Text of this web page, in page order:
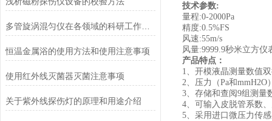
多管旋涡混匀仪在各领域的科研工作中发挥着关键作用
恒温金属浴的使用方法和使用注意事项
使用红外线灭菌器灭菌注意事项
关于紫外线探伤灯的原理和用途介绍
技术参数:
量程:0-2000Pa
精度:0.5%FS
风速:55m/s
风量:9999.9秒米立方仪
产品特点：
1、开模液晶测量数值
2、压力 （Pa和mmH2O
3、存储和查阅9组测量
4、可输入皮脱管系数
5、采用进口微压力传